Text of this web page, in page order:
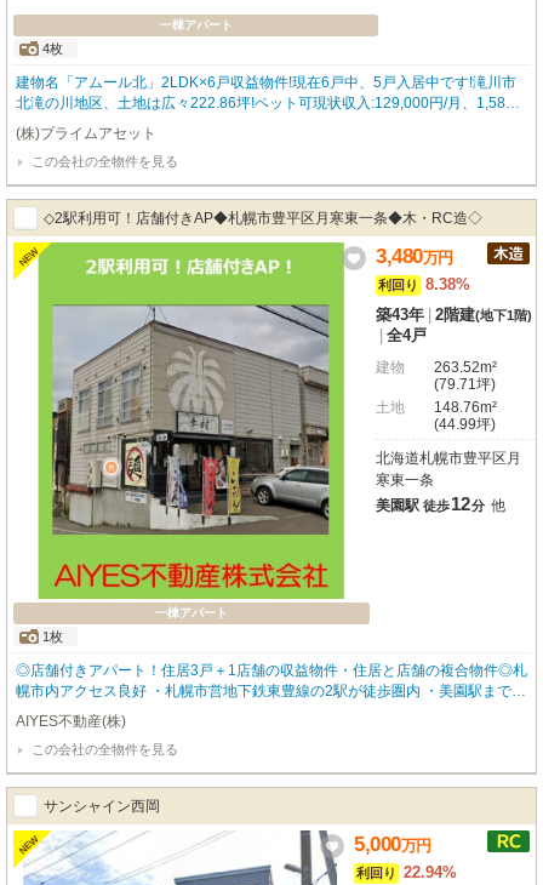
一棟アパート
4枚
建物名「アムール北」2LDK×6戸収益物件!現在6戸中、5戸入居中です!滝川市
北滝の川地区、土地は広々222.86坪!ペット可現状収入:129,000円/月、1,584,0
00円/年、利回21.12%←冬期間12～3月、入居者様3室×3,000円×4カ月=36,00
0円の除雪費用を含む年収です。満室想定収入:154,000円/月、1,896,000円/年
(年収は除雪費48,000円含む)利回25.28%
(株)プライムアセット
この会社の全物件を見る
◇2駅利用可！店舗付きAP◆札幌市豊平区月寒東一条◆木・RC造◇
NEW
一棟アパート
1枚
3,480万円
利回り
8.38%
築43年 2階建(地下1階)
全4戸
建物
263.52m²
(79.71坪)
土地
148.76m²
(44.99坪)
北海道札幌市豊平区月
寒東一条
美園駅 徒歩12分 他
◎店舗付きアパート！住居3戸＋1店舗の収益物件・住居と店舗の複合物件◎札
幌市内アクセス良好 ・札幌市営地下鉄東豊線の2駅が徒歩圏内 ・美園駅まで徒
歩約12分、月寒中央駅まで徒歩約13分 ・通勤・通学にも便利な立地 ◎満室利
回り8.38％、現況利回り7.07％◎教育施設が身近な住環境！◎生活施設が充実
したエリア！
AIYES不動産(株)
この会社の全物件を見る
サンシャイン西岡
NEW 5,000万円
利回り
22.94%